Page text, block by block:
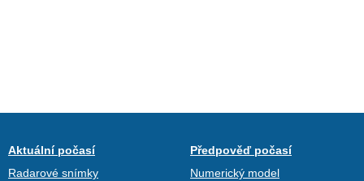
Aktuální počasí
Radarové snímky
Předpověď počasí
Numerický model